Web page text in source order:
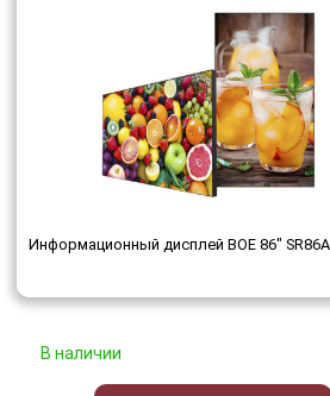
Информационный дисплей BOE 86"
В наличии